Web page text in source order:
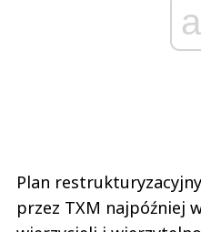
Plan
przez TXM najpóźniej